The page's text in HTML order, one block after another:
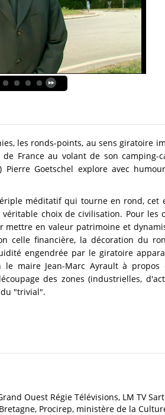
les ronds-points, au sens
France au volant de son
Pierre Goetschel explore avec
méditatif qui tourne en rond, cet
choix de civilisation. Pour
en valeur patrimoine et
celle financière, la décoration du
engendrée par le giratoire
le maire Jean-Marc Ayrault à
des zones (industrielles,
"trivial".
Ouest Régie Télévisions, LM TV
Procirep, ministère de la